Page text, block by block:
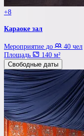
+8
Караоке зал
Мероприятие до
40 чел
Площадь
140 м²
Свободные даты